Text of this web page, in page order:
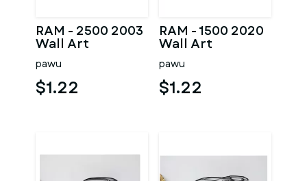
RAM - 2500 2003
Wall Art
pawu
$1.22
RAM - 1500 2020
Wall Art
pawu
$1.22